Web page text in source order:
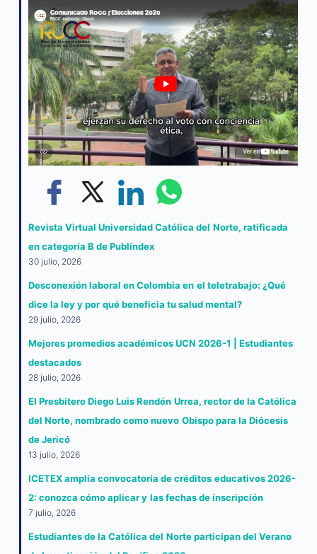
Revista Virtual Universidad Católica del Norte, ratificada
en categoría B de Publindex
30 julio, 2026
Desconexión laboral en Colombia en el teletrabajo: ¿Qué
dice la ley y por qué beneficia tu salud mental?
29 julio, 2026
Mejores promedios académicos UCN 2026-1 | Estudiantes
destacados
28 julio, 2026
El Presbítero Diego Luis Rendón Urrea, rector de la Católica
del Norte, nombrado como nuevo Obispo para la Diócesis
de Jericó
13 julio, 2026
ICETEX amplía convocatoria de créditos educativos 2026-
2: conozca cómo aplicar y las fechas de inscripción
7 julio, 2026
Estudiantes de la Católica del Norte participan del Verano